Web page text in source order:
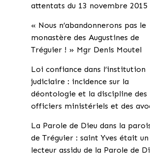
attentats du 13 novembre 2015
« Nous n’abandonnerons pas le
monastère des Augustines de
Tréguier ! » Mgr Denis Moutel
Loi confiance dans l’institution
judiciaire : incidence sur la
déontologie et la discipline des
officiers ministériels et des
La Parole de Dieu dans la
de Tréguier : saint Yves était un
lecteur assidu de la Parole de